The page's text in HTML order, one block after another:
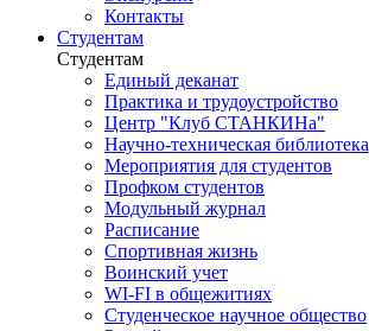
Контакты
Студентам
Студентам
Единый деканат
Практика и трудоустройство
Центр "Клуб СТАНКИНа"
Научно-техническая библиотека
Мероприятия для студентов
Профком студентов
Модульный журнал
Расписание
Спортивная жизнь
Воинский учет
WI-FI в общежитиях
Студенческое научное общество